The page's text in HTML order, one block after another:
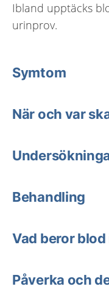
Ibland upptäcks
urinprov.
Symtom
När och var
Behandling
Vad beror
Påverka och